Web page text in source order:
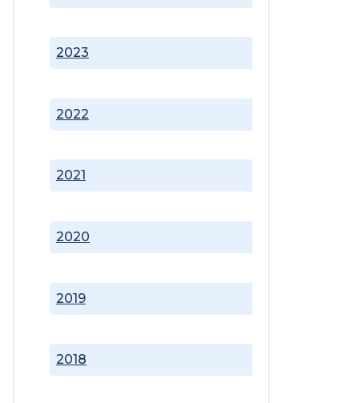
2018
2019
2020
2021
2022
2023